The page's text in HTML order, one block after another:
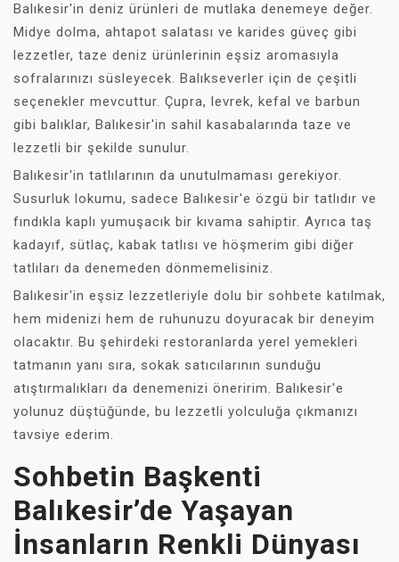
Balıkesir'in deniz ürünleri de mutlaka denemeye değer.
Midye dolma, ahtapot salatası ve karides güveç gibi
lezzetler, taze deniz ürünlerinin eşsiz aromasıyla
sofralarınızı süsleyecek. Balıkseverler için de çeşitli
seçenekler mevcuttur. Çupra, levrek, kefal ve barbun
gibi balıklar, Balıkesir'in sahil kasabalarında taze ve
lezzetli bir şekilde sunulur.
Balıkesir'in tatlılarının da unutulmaması gerekiyor.
Susurluk lokumu, sadece Balıkesir'e özgü bir tatlıdır ve
fındıkla kaplı yumuşacık bir kıvama sahiptir. Ayrıca taş
kadayıf, sütlaç, kabak tatlısı ve höşmerim gibi diğer
tatlıları da denemeden dönmemelisiniz.
Balıkesir'in eşsiz lezzetleriyle dolu bir sohbete katılmak,
hem midenizi hem de ruhunuzu doyuracak bir deneyim
olacaktır. Bu şehirdeki restoranlarda yerel yemekleri
tatmanın yanı sıra, sokak satıcılarının sunduğu
atıştırmalıkları da denemenizi öneririm. Balıkesir'e
yolunuz düştüğünde, bu lezzetli yolculuğa çıkmanızı
tavsiye ederim.
Sohbetin Başkenti
Balıkesir’de Yaşayan
İnsanların Renkli Dünyası